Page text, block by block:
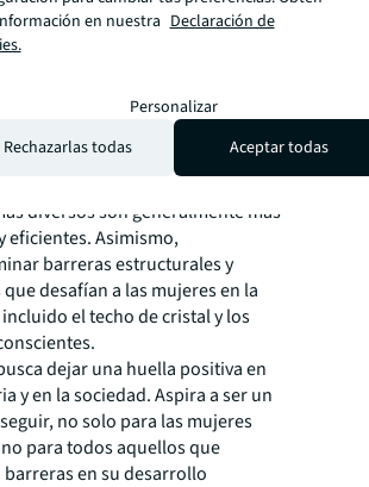
movida por su deseo de mejorar
laborales para
barreras tradicionales y crear
donde las oportunidades se
y habilidades, y no en
estudios la respaldan,
diversos son generalmente más
eficientes. Asimismo,
barreras estructurales y
desafían a las mujeres en la
el techo de cristal y los
dejar una huella positiva en
y en la sociedad. Aspira a ser un
no solo para las mujeres
para todos aquellos que
en su desarrollo
en nuestra Declaración de
Personalizar
Rechazarlas todas
Aceptar todas